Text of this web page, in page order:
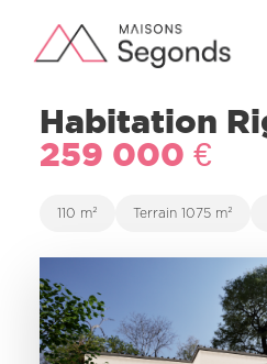
Habitation
259 000 €
110 m² Terrain 1075 m²